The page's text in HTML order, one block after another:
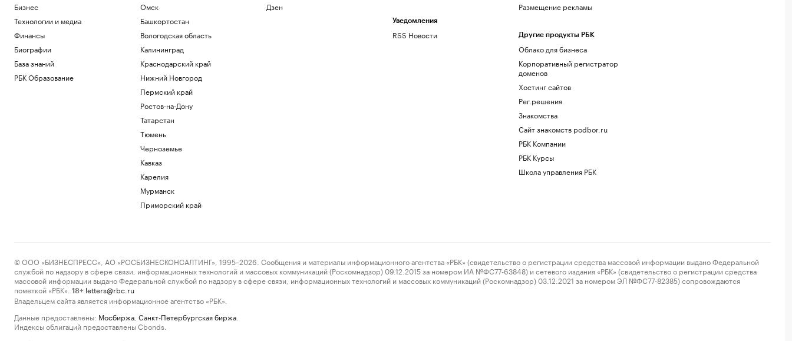
Бизнес
Технологии и медиа
Финансы
Биографии
База знаний
РБК Образование
Омск
Башкортостан
Вологодская область
Калининград
Краснодарский край
Нижний Новгород
Пермский край
Ростов-на-Дону
Татарстан
Тюмень
Черноземье
Кавказ
Карелия
Мурманск
Приморский край
Дзен
Уведомления
RSS Новости
Размещение рекламы
Другие продукты РБК
Облако для бизнеса
Корпоративный регистратор
доменов
Хостинг сайтов
Рег.решения
Знакомства
Сайт знакомств podbor.ru
РБК Компании
РБК Курсы
Школа управления РБК
© ООО «БИЗНЕСПРЕСС», АО «РОСБИЗНЕСКОНСАЛТИНГ», 1995–2026. Сообщения и материалы информационного агентства «РБК» (свидетельство о регистрации средства массовой информации выдано Федеральной
службой по надзору в сфере связи, информационных технологий и массовых коммуникаций (Роскомнадзор) 09.12.2015 за номером ИА №ФС77-63848) и сетевого издания «РБК» (свидетельство о регистрации средства
массовой информации выдано Федеральной службой по надзору в сфере связи, информационных технологий и массовых коммуникаций (Роскомнадзор) 03.12.2021 за номером ЭЛ №ФС77-82385) сопровождаются
пометкой «РБК».
18+ letters@rbc.ru
Владельцем сайта является информационное агентство «РБК».
Данные предоставлены: Мосбиржа Санкт-Петербургская биржа
Индексы облигаций предоставлены Cbonds.